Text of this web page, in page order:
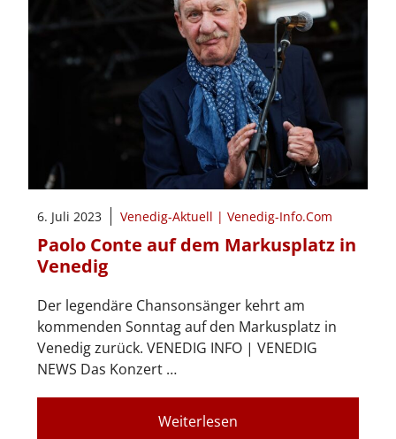
6. Juli 2023 Venedig-Aktuell | Venedig-Info.Com
Paolo Conte auf dem Markusplatz in
Venedig
Der legendäre Chansonsänger kehrt am
kommenden Sonntag auf den Markusplatz in
Venedig zurück. VENEDIG INFO | VENEDIG
NEWS Das Konzert …
Weiterlesen